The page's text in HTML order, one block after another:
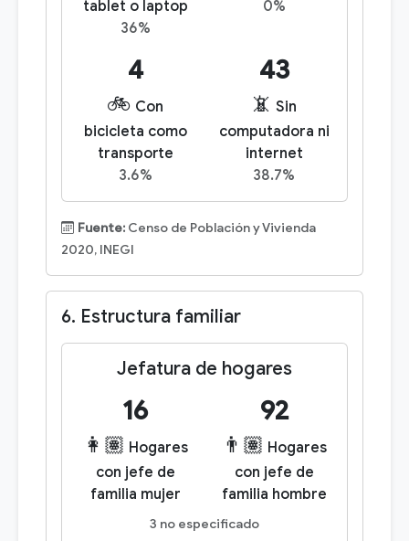
tablet o laptop
36%
0%
4
🚲 Con
bicicleta como
transporte
3.6%
43
📵 Sin
computadora ni
internet
38.7%
Fuente: Censo de Población y Vivienda
2020, INEGI
6. Estructura familiar
Jefatura de hogares
16
👩🏽 Hogares
con jefe de
familia mujer
92
👨🏽 Hogares
con jefe de
familia hombre
3 no especificado